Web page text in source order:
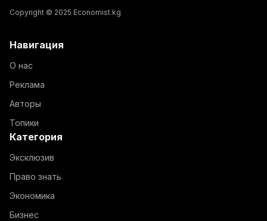
Copyright © 2025 Economist.kg
Навигация
О нас
Реклама
Авторы
Топики
Категория
Эксклюзив
Право знать
Экономика
Бизнес